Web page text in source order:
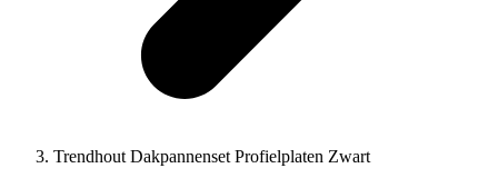
Trendhout Dakpannenset Profielplaten Zwart